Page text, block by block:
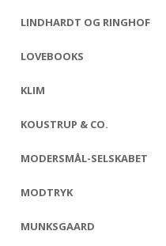
LINDHARDT OG RINGHOF
LOVEBOOKS
KLIM
KOUSTRUP & CO.
MODERSMÅL-SELSKABET
MODTRYK
MUNKSGAARD